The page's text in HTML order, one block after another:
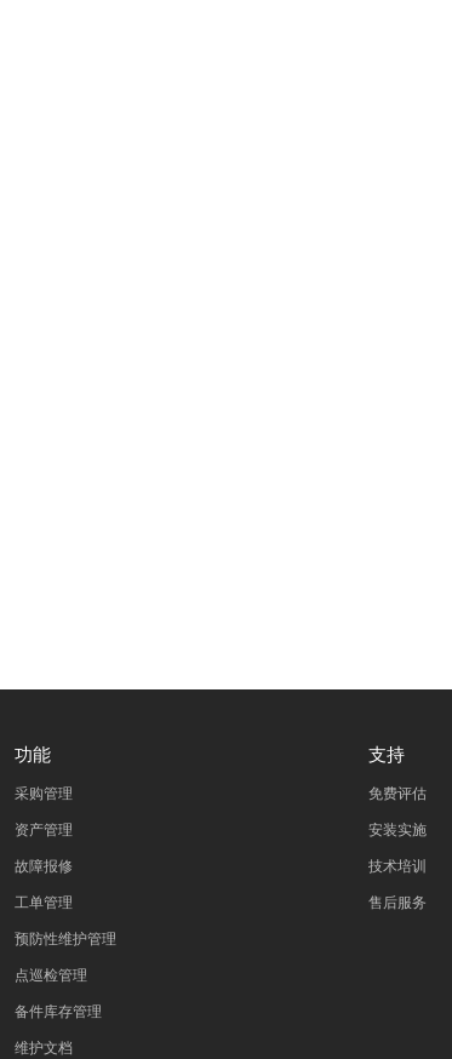
功能
采购管理
资产管理
故障报修
工单管理
预防性维护管理
点巡检管理
备件库存管理
维护文档
支持
免费评估
安装实施
技术培训
售后服务